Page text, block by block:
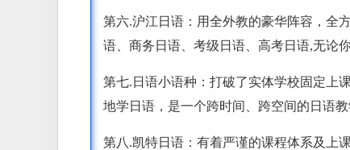
第六.沪江日语：用全外教的豪华阵容，全
语、商务日语、考级日语、高考日语,无论
第七.日语小语种：打破了实体学校固定上
地学日语，是一个跨时间、跨空间的日语教
第八.凯特日语：有着严谨的课程体系及上